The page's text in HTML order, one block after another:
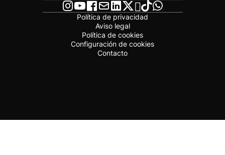
Política de privacidad
Aviso legal
Política de cookies
Configuración de cookies
Contacto